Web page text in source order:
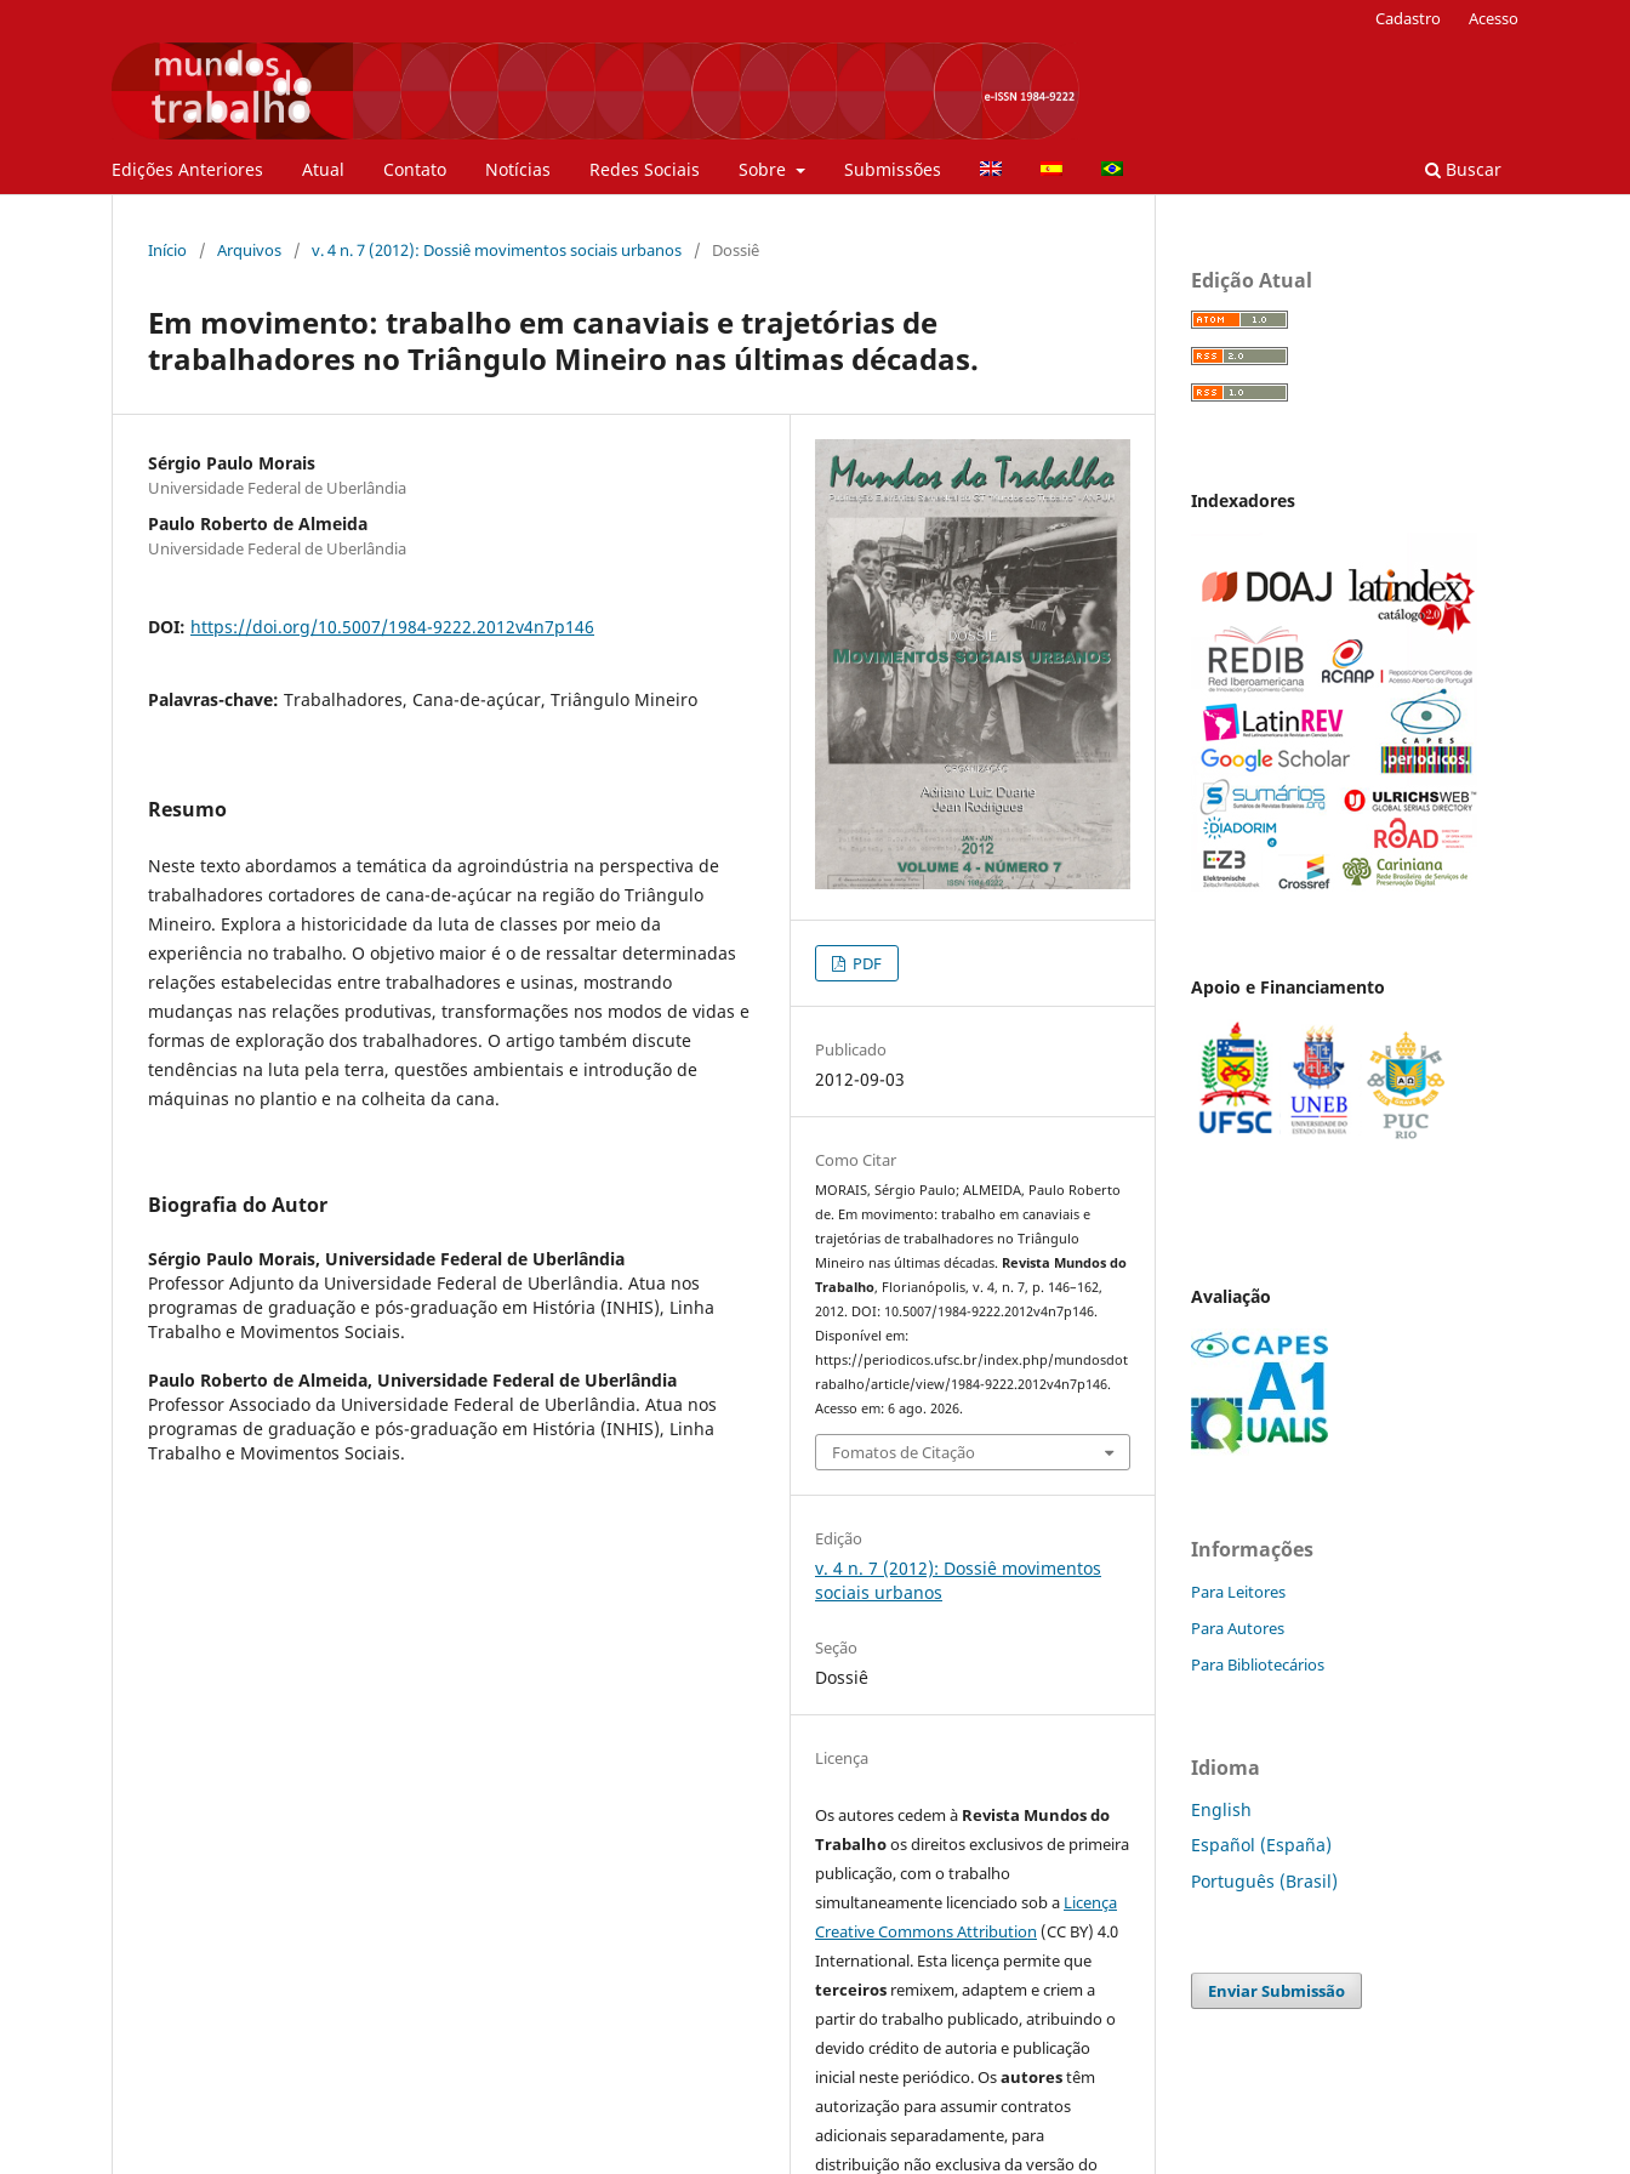
Edições Anteriores Atual Contato Notícias Redes Sociais Sobre Submissões Buscar
Cadastro Acesso
Início / Arquivos / v. 4 n. 7 (2012): Dossiê movimentos sociais urbanos / Dossiê
Em movimento: trabalho em canaviais e trajetórias de
trabalhadores no Triângulo Mineiro nas últimas décadas.
Sérgio Paulo Morais
Universidade Federal de Uberlândia
Paulo Roberto de Almeida
Universidade Federal de Uberlândia
DOI: https://doi.org/10.5007/1984-9222.2012v4n7p146
Palavras-chave: Trabalhadores, Cana-de-açúcar, Triângulo Mineiro
Resumo
Neste texto abordamos a temática da agroindústria na perspectiva de
trabalhadores cortadores de cana-de-açúcar na região do Triângulo
Mineiro. Explora a historicidade da luta de classes por meio da
experiência no trabalho. O objetivo maior é o de ressaltar determinadas
relações estabelecidas entre trabalhadores e usinas, mostrando
mudanças nas relações produtivas, transformações nos modos de vidas e
formas de exploração dos trabalhadores. O artigo também discute
tendências na luta pela terra, questões ambientais e introdução de
máquinas no plantio e na colheita da cana.
Biografia do Autor
Sérgio Paulo Morais, Universidade Federal de Uberlândia
Professor Adjunto da Universidade Federal de Uberlândia. Atua nos
programas de graduação e pós-graduação em História (INHIS), Linha
Trabalho e Movimentos Sociais.
Paulo Roberto de Almeida, Universidade Federal de Uberlândia
Professor Associado da Universidade Federal de Uberlândia. Atua nos
programas de graduação e pós-graduação em História (INHIS), Linha
Trabalho e Movimentos Sociais.
PDF
Publicado
2012-09-03
Como Citar
MORAIS, Sérgio Paulo; ALMEIDA, Paulo Roberto
de. Em movimento: trabalho em canaviais e
trajetórias de trabalhadores no Triângulo
Mineiro nas últimas décadas. Revista Mundos do
Trabalho, Florianópolis, v. 4, n. 7, p. 146–162,
2012. DOI: 10.5007/1984-9222.2012v4n7p146.
Disponível em:
https://periodicos.ufsc.br/index.php/mundosdot
rabalho/article/view/1984-9222.2012v4n7p146.
Acesso em: 6 ago. 2026.
Fomatos de Citação
Edição
v. 4 n. 7 (2012): Dossiê movimentos
sociais urbanos
Seção
Dossiê
Licença
Os autores cedem à Revista Mundos do
Trabalhoos direitos exclusivos de primeira
publicação, com o trabalho
simultaneamente licenciado sob a Licença
Creative Commons Attribution (CC BY) 4.0
International. Esta licença permite que
terceiros remixem, adaptem e criem a
partir do trabalho publicado, atribuindo o
devido crédito de autoria e publicação
inicial neste periódico. Osautorestêm
autorização para assumir contratos
adicionais separadamente, para
distribuição não exclusiva da versão do
Edição Atual
Indexadores
Apoio e Financiamento
Avaliação
Informações
Para Leitores
Para Autores
Para Bibliotecários
Idioma
English
Español (España)
Português (Brasil)
Enviar Submissão